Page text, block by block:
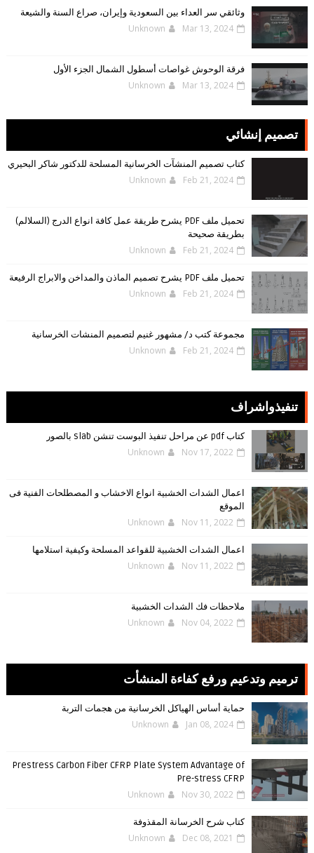
وثائقي سر العداء بين السعودية وإيران، صراع السنة والشيعة
Unknown Mar 13, 2024
فرقة الوحوش غواصات أسطول الشمال الجزء الأول
Unknown Mar 13, 2024
تصميم إنشائي
كتاب تصميم المنشآت الخرسانية المسلحة للدكتور شاكر البحيري
Unknown Feb 21, 2024
تحميل ملف PDF يشرح طريقة عمل كافة انواع الدرج (السلالم)
بطريقة صحيحة
Unknown Feb 21, 2024
تحميل ملف PDF يشرح تصميم الماذن والمداخن والابراج الرفيعة
Unknown Feb 21, 2024
مجموعة كتب د/ مشهور غنيم لتصميم المنشات الخرسانية
Unknown Feb 21, 2024
تنفيذواشراف
كتاب pdf عن مراحل تنفيذ البوست تنشن slab بالصور
Unknown Nov 17, 2022
اعمال الشدات الخشبية انواع الاخشاب و المصطلحات الفنية فى
الموقع
Unknown Nov 11, 2022
اعمال الشدات الخشبية للقواعد المسلحة وكيفية استلامها
Unknown Nov 11, 2022
ملاحظات فك الشدات الخشبية
Unknown Nov 04, 2022
ترميم وتدعيم ورفع كفاءة المنشأت
حماية أساس الهياكل الخرسانية من هجمات التربة
Unknown Jan 08, 2024
Prestress Carbon Fiber CFRP Plate System Advantage of
Pre-stress CFRP
Unknown Nov 30, 2022
كتاب شرح الخرسانة المقذوفة
Unknown Dec 08, 2021